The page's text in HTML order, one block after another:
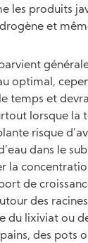
les produits
et
optimal,
temps et
lorsque la
risque
dans le
la
de
des
du lixiviat ou
des pots